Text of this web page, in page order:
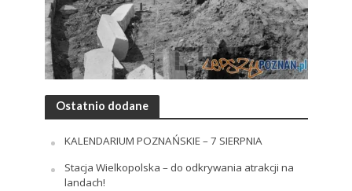
Ostatnio dodane
KALENDARIUM POZNAŃSKIE – 7 SIERPNIA
Stacja Wielkopolska – do odkrywania atrakcji na
landach!